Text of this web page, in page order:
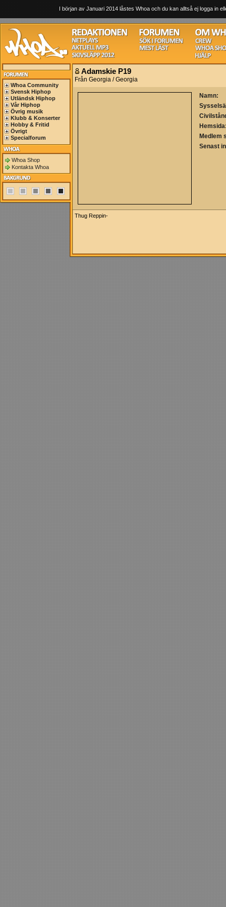
I början av Januari 2014 låstes Whoa och du kan alltså ej logga in
Whoa Community
Svensk Hiphop
Utländsk Hiphop
Vår Hiphop
Övrig musik
Klubb & Konserter
Hobby & Fritid
Övrigt
Specialforum
Whoa Shop
Kontakta Whoa
Adamskie P19
Från Georgia / Georgia
Namn:
Medlem
Senast
Thug Reppin-